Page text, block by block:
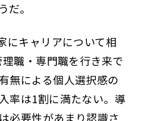
だ。
にキャリアについて相
職・専門職を行き来で
無による個人選択感の
率は1割に満たない。導
必要性があまり認識さ